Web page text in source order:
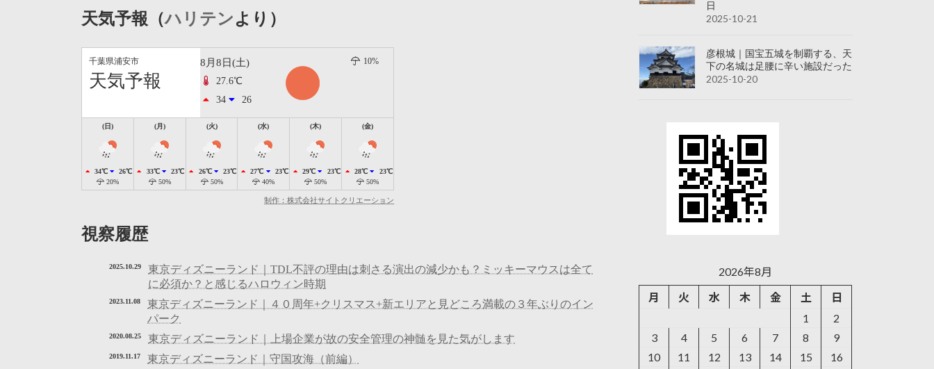
天気予報（ハリテンより）
千葉県浦安市
天気予報
8月8日(土)
27.6℃
34
26
10%
(日)
34℃
26℃
20%
(月)
33℃
23℃
50%
(火)
26℃
23℃
50%
(水)
27℃
23℃
40%
(木)
29℃
23℃
50%
(金)
28℃
23℃
50%
制作：株式会社サイトクリエーション
視察履歴
東京ディズニーランド｜TDL不評の理由は刺さる演出の減少かも？ミッキーマウスは全て
に必須か？と感じるハロウィン時期
2025.10.29
東京ディズニーランド｜４０周年+クリスマス+新エリアと見どころ満載の３年ぶりのイン
パーク
2023.11.08
東京ディズニーランド｜上場企業が故の安全管理の神髄を見た気がします
2020.08.25
東京ディズニーランド｜守国攻海（前編）
2019.11.17
日
2025-10-21
彦根城｜国宝五城を制覇する、天
下の名城は足腰に辛い施設だった
2025-10-20
2026年8月
月
火 水 木 金 土
日
1
2
3
4 5 6 7 8
9
10
11 12 13 14 15
16